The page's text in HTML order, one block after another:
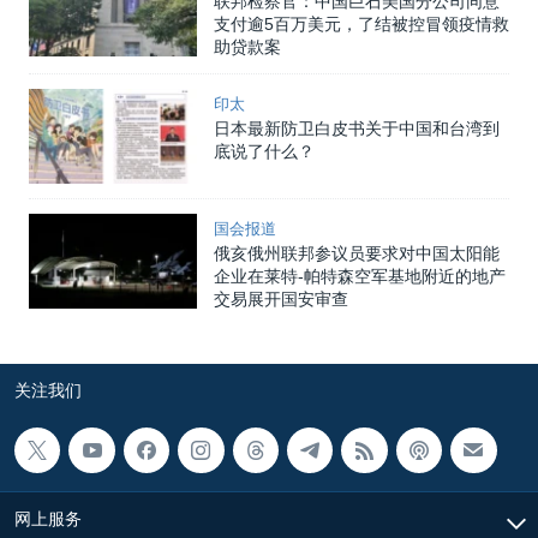
支付逾5百万美元，了结被控冒领疫情救
助贷款案
印太
日本最新防卫白皮书关于中国和台湾到
底说了什么？
国会报道
俄亥俄州联邦参议员要求对中国太阳能
企业在莱特-帕特森空军基地附近的地产
交易展开国安审查
关注我们
网上服务